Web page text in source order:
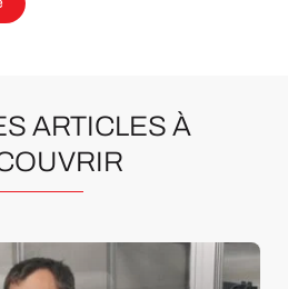
ARTICLES À